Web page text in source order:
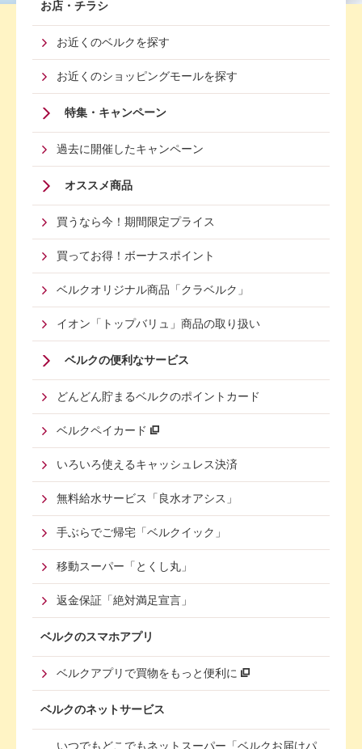
First
Menu
お店・チラシ
お近くのベルクを探す
お近くのショッピングモールを探す
特集・キャンペーン
過去に開催したキャンペーン
オススメ商品
買うなら今！期間限定プライス
買ってお得！ボーナスポイント
ベルクオリジナル商品「クラベルク」
イオン「トップバリュ」商品の取り扱い
Footer
Menu
Second
ベルクの便利なサービス
どんどん貯まるベルクのポイントカード
ベルクペイカード
いろいろ使えるキャッシュレス決済
無料給水サービス「良水オアシス」
手ぶらでご帰宅「ベルクイック」
移動スーパー「とくし丸」
返金保証「絶対満足宣言」
ベルクのスマホアプリ
ベルクアプリで買物をもっと便利に
ベルクのネットサービス
いつでもどこでもネットスーパー「ベルクお届けパ